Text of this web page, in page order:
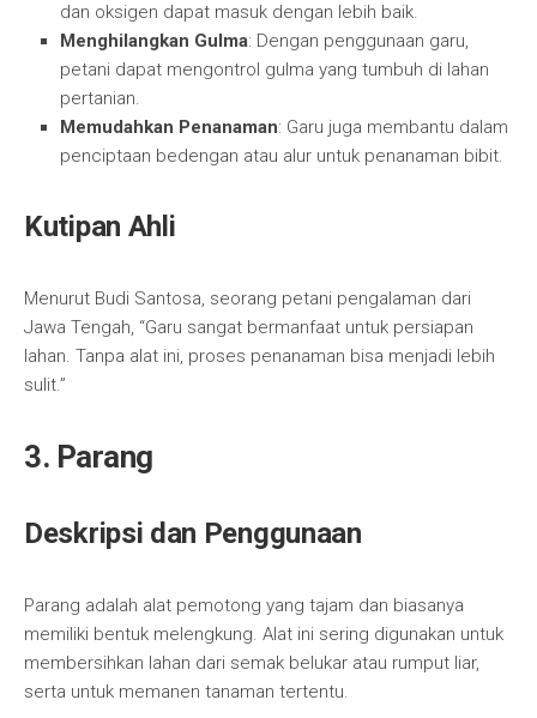
dan oksigen dapat masuk dengan lebih baik.
Menghilangkan Gulma: Dengan penggunaan garu,
petani dapat mengontrol gulma yang tumbuh di lahan
pertanian.
Memudahkan Penanaman: Garu juga membantu dalam
penciptaan bedengan atau alur untuk penanaman bibit.
Kutipan Ahli
Menurut Budi Santosa, seorang petani pengalaman dari
Jawa Tengah, “Garu sangat bermanfaat untuk persiapan
lahan. Tanpa alat ini, proses penanaman bisa menjadi lebih
sulit.”
3. Parang
Deskripsi dan Penggunaan
Parang adalah alat pemotong yang tajam dan biasanya
memiliki bentuk melengkung. Alat ini sering digunakan untuk
membersihkan lahan dari semak belukar atau rumput liar,
serta untuk memanen tanaman tertentu.